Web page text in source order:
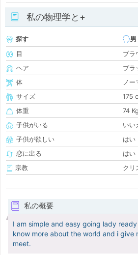
私の物理学と+
探す
男
目
ブラ
ヘア
ブラ
体
ノー
サイズ
175
体重
74 Kg
子供がいる
いい
子供が欲しい
はい
恋に出る
はい
宗教
クリ
私の概要
I am simple and easy going lady
know more about the world and i give
meet.